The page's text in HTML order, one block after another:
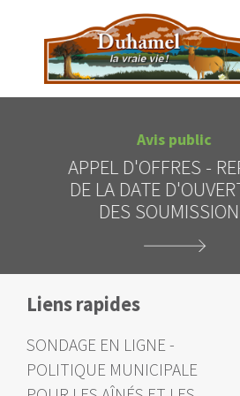
Avis public
APPEL D'OFFRES - REPORT
DE LA DATE D'OUVERTURE
DES SOUMISSIONS
Liens rapides
SONDAGE EN LIGNE -
POLITIQUE MUNICIPALE